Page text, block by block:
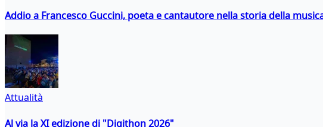
Addio a Francesco Guccini, poeta e cantautore nella storia della
Attualità
Al via la XI edizione di "Digithon 2026"